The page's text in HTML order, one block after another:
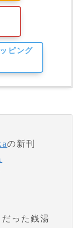
ピング
の新刊
った銭湯